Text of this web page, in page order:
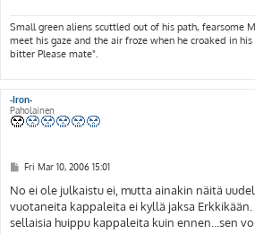
Small green aliens scuttled out of his path, fearsome
meet his gaze and the air froze when he croaked in
bitter Please mate".
-Iron-
Paholainen
P
s
Fri Mar 10, 2006 15:01
No ei ole julkaistu ei, mutta ainakin näitä
vuotaneita kappaleita ei kyllä jaksa
sellaisia huippu kappaleita kuin ennen...sen